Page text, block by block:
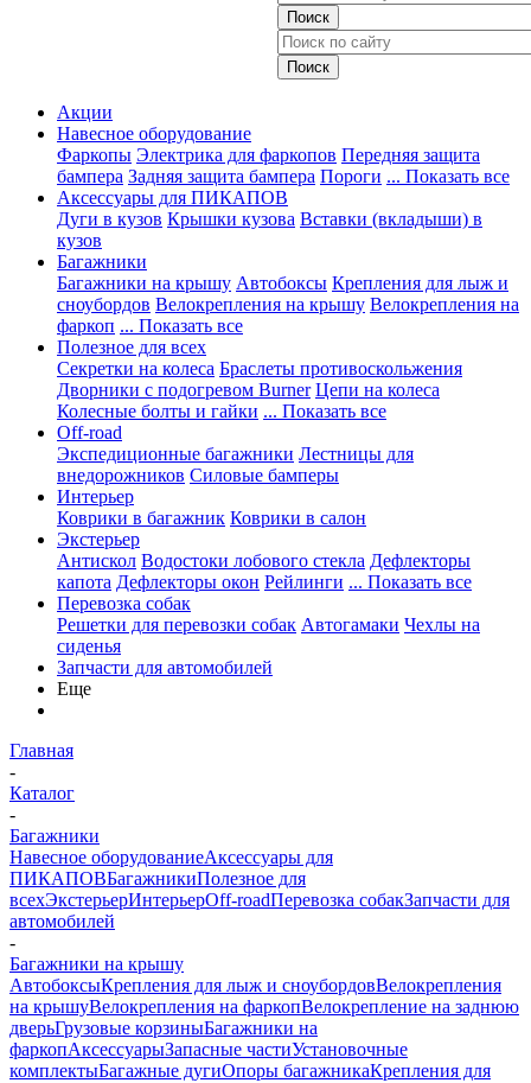
Акции
Навесное оборудование
Фаркопы Электрика для фаркопов Передняя защита
бампера Задняя защита бампера Пороги ... Показать все
Аксессуары для ПИКАПОВ
Дуги в кузов Крышки кузова Вставки (вкладыши) в
кузов
Багажники
Багажники на крышу Автобоксы Крепления для лыж и
сноубордов Велокрепления на крышу Велокрепления на
фаркоп ... Показать все
Полезное для всех
Секретки на колеса Браслеты противоскольжения
Дворники с подогревом Burner Цепи на колеса
Колесные болты и гайки ... Показать все
Off-road
Экспедиционные багажники Лестницы для
внедорожников Силовые бамперы
Интерьер
Коврики в багажник Коврики в салон
Экстерьер
Антискол Водостоки лобового стекла Дефлекторы
капота Дефлекторы окон Рейлинги ... Показать все
Перевозка собак
Решетки для перевозки собак Автогамаки Чехлы на
сиденья
Запчасти для автомобилей
Еще
Главная
-
Каталог
-
Багажники
Навесное оборудованиеАксессуары для
ПИКАПОВБагажникиПолезное для
всехЭкстерьерИнтерьерOff-roadПеревозка собакЗапчасти для
автомобилей
-
Багажники на крышу
АвтобоксыКрепления для лыж и сноубордовВелокрепления
на крышуВелокрепления на фаркопВелокрепление на заднюю
дверьГрузовые корзиныБагажники на
фаркопАксессуарыЗапасные частиУстановочные
комплектыБагажные дугиОпоры багажникаКрепления для